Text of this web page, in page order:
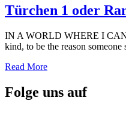
Türchen 1 oder
IN A WORLD WHERE I
kind, to be the reason
Read More
Folge uns auf